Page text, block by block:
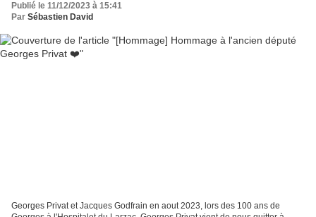
Publié le 11/12/2023 à 15:41
Par Sébastien David
Georges Privat et Jacques Godfrain en aout 2023, lors des 100 ans de